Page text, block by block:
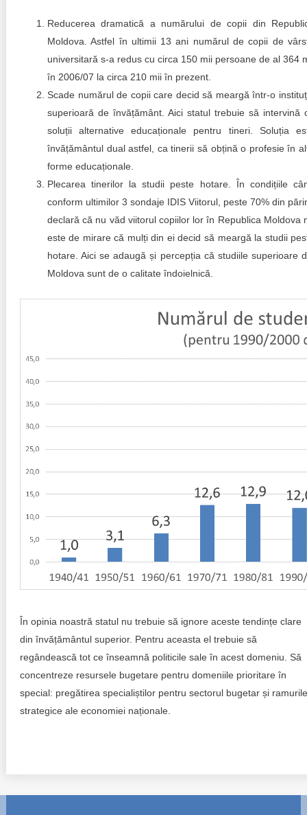
Reducerea dramatică a numărului de copii din
Moldova. Astfel în ultimii 13 ani numărul de copii de
universitară s-a redus cu circa 150 mii persoane de al 364
în 2006/07 la circa 210 mii în prezent.
Scade numărul de copii care decid să meargă într-o
superioară de învățământ. Aici statul trebuie să intervină
soluții alternative educaționale pentru tineri. Soluția
învățământul dual astfel, ca tinerii să obțină o profesie în
forme educaționale.
Plecarea tinerilor la studii peste hotare. În condițiile
conform ultimilor 3 sondaje IDIS Viitorul, peste 70% din
declară că nu văd viitorul copiilor lor în Republica Moldova
este de mirare că mulți din ei decid să meargă la studii
hotare. Aici se adaugă și percepția că studiile superioare
Moldova sunt de o calitate îndoielnică.
În opinia noastră statul nu trebuie să ignore aceste tendințe clare
din învățământul superior. Pentru aceasta el trebuie să
regândească tot ce înseamnă politicile sale în acest domeniu. Să
concentreze resursele bugetare pentru domeniile prioritare în
special: pregătirea specialiștilor pentru sectorul bugetar și ramurile
strategice ale economiei naționale.